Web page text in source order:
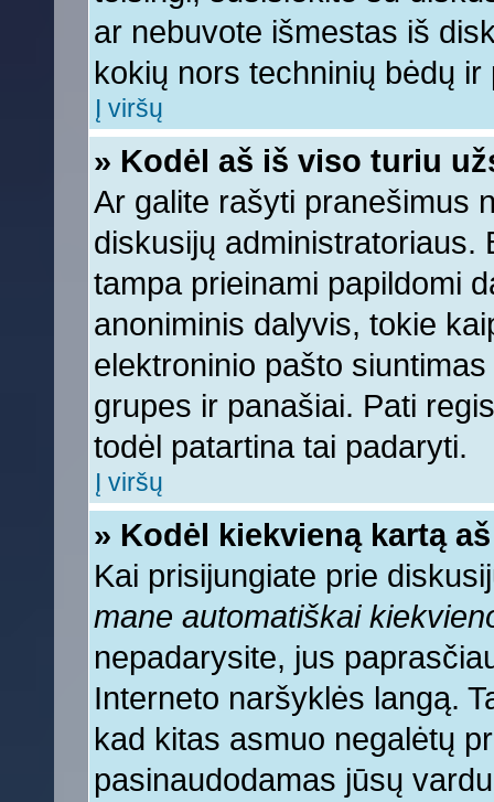
ar nebuvote išmestas iš
kokių nors techninių bėdų
Į viršų
» Kodėl aš iš viso turiu
Ar galite rašyti pranešimus
diskusijų administratoriaus.
tampa prieinami papildomi
anoniminis dalyvis, tokie
elektroninio pašto
grupes ir panašiai. Pati
todėl patartina tai padaryti.
Į viršų
» Kodėl kiekvieną kartą
Kai prisijungiate prie
mane automatiškai
nepadarysite, jus
Interneto naršyklės langą.
kad kitas asmuo negalėtų
pasinaudodamas jūsų